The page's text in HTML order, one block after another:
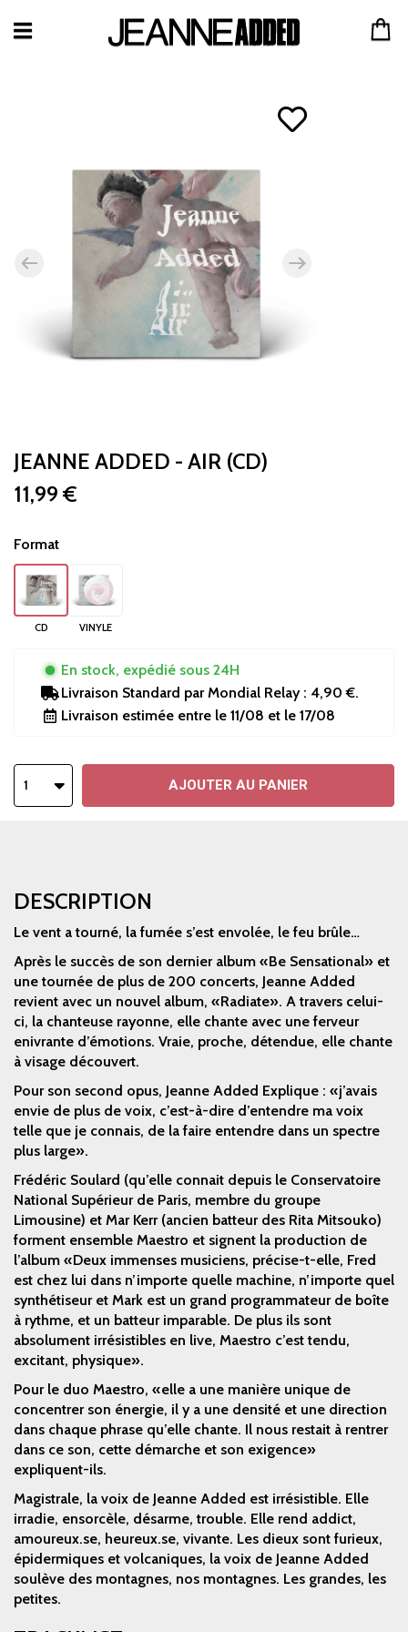
JEANNE ADDED - AIR (CD)
11,99 €
Format
CD VINYLE
En stock, expédié sous 24H
Livraison Standard par Mondial Relay : 4,90 €.
Livraison estimée entre le 11/08 et le 17/08
1 AJOUTER AU PANIER
DESCRIPTION
Le vent a tourné, la fumée s’est envolée, le feu brûle…
Après le succès de son dernier album «Be Sensational» et
une tournée de plus de 200 concerts, Jeanne Added
revient avec un nouvel album, «Radiate». A travers celui-
ci, la chanteuse rayonne, elle chante avec une ferveur
enivrante d’émotions. Vraie, proche, détendue, elle chante
à visage découvert.
Pour son second opus, Jeanne Added Explique : «j’avais
envie de plus de voix, c’est-à-dire d’entendre ma voix
telle que je connais, de la faire entendre dans un spectre
plus large».
Frédéric Soulard (qu’elle connait depuis le Conservatoire
National Supérieur de Paris, membre du groupe
Limousine) et Mar Kerr (ancien batteur des Rita Mitsouko)
forment ensemble Maestro et signent la production de
l’album «Deux immenses musiciens, précise-t-elle, Fred
est chez lui dans n’importe quelle machine, n’importe quel
synthétiseur et Mark est un grand programmateur de boîte
à rythme, et un batteur imparable. De plus ils sont
absolument irrésistibles en live, Maestro c’est tendu,
excitant, physique».
Pour le duo Maestro, «elle a une manière unique de
concentrer son énergie, il y a une densité et une direction
dans chaque phrase qu’elle chante. Il nous restait à rentrer
dans ce son, cette démarche et son exigence»
expliquent-ils.
Magistrale, la voix de Jeanne Added est irrésistible. Elle
irradie, ensorcèle, désarme, trouble. Elle rend addict,
amoureux.se, heureux.se, vivante. Les dieux sont furieux,
épidermiques et volcaniques, la voix de Jeanne Added
soulève des montagnes, nos montagnes. Les grandes, les
petites.